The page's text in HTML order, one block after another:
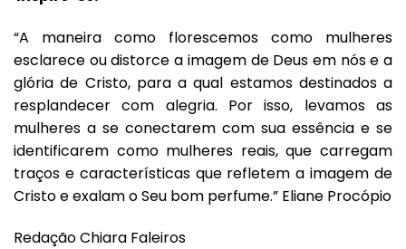
“A maneira como florescemos como mulheres
esclarece ou distorce a imagem de Deus em nós e a
glória de Cristo, para a qual estamos destinados a
resplandecer com alegria. Por isso, levamos as
mulheres a se conectarem com sua essência e se
identificarem como mulheres reais, que carregam
traços e características que refletem a imagem de
Cristo e exalam o Seu bom perfume.” Eliane Procópio
Redação Chiara Faleiros